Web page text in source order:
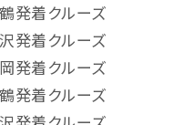
発着クルーズ
発着クルーズ
発着クルーズ
発着クルーズ